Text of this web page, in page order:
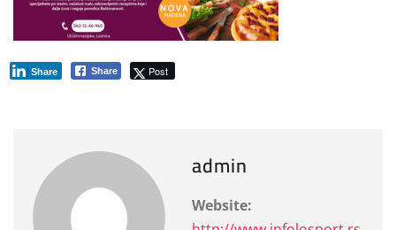
Share Post
Share
admin
Website: